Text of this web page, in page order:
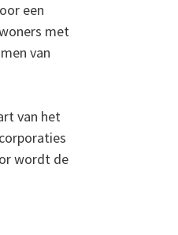
een
met
van
van het
wordt de